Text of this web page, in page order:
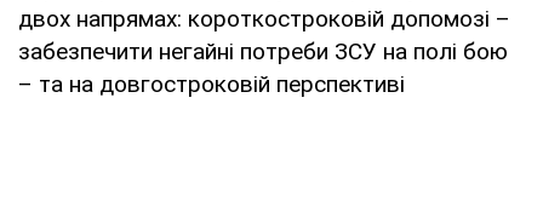
двох напрямах: короткостроковій допомозі –
забезпечити негайні потреби ЗСУ на полі бою
– та на довгостроковій перспективі